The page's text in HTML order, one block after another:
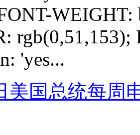
'yes...
美国总统每周